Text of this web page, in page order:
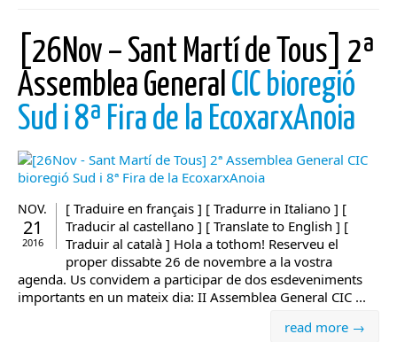
[26Nov – Sant Martí de Tous] 2ª
Assemblea General CIC bioregió
Sud i 8ª Fira de la EcoxarxAnoia
NOV.
21
2016
[ Traduire en français ] [ Tradurre in Italiano ] [
Traducir al castellano ] [ Translate to English ] [
Traduir al català ] Hola a tothom! Reserveu el
proper dissabte 26 de novembre a la vostra
agenda. Us convidem a participar de dos esdeveniments
importants en un mateix dia: II Assemblea General CIC ...
read more →